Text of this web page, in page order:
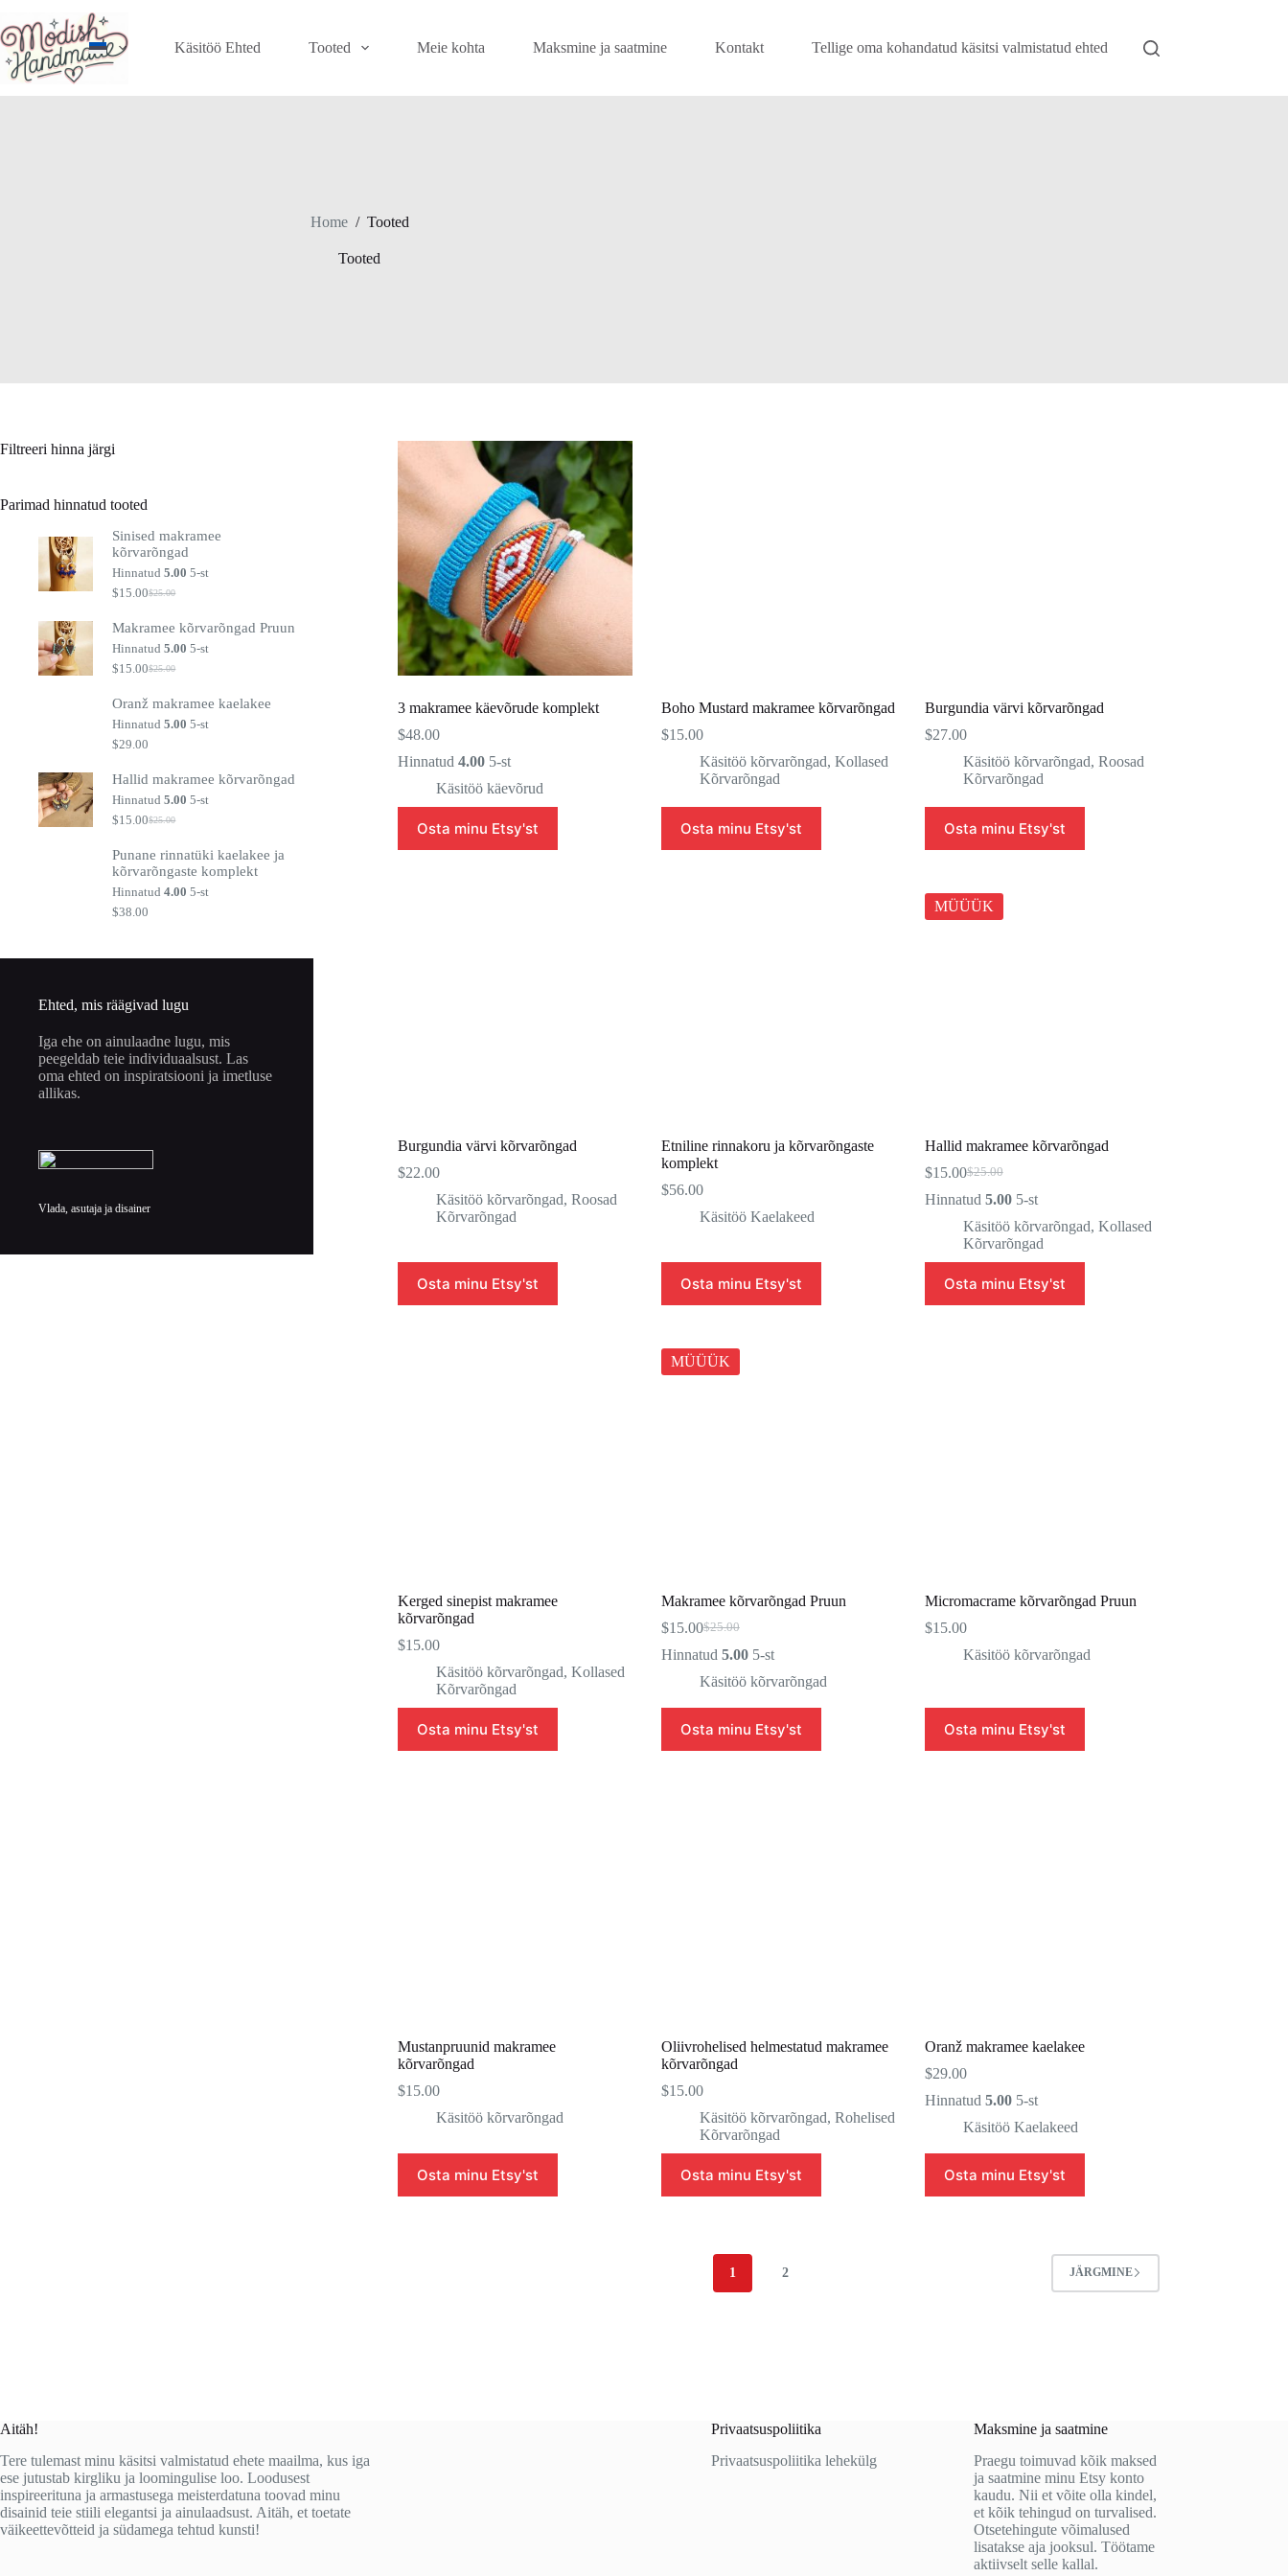
to
content
Käsitöö Ehted Tooted Meie kohta Maksmine ja saatmine Kontakt Tellige oma kohandatud käsitsi valmistatud ehted
Home / Tooted
Tooted
3 makramee käevõrude komplekt
$48.00
Hinnatud 4.005-st
Käsitöö käevõrud
Osta minu Etsy'st
Boho Mustard makramee kõrvarõngad
$15.00
Käsitöö kõrvarõngad, Kollased
Kõrvarõngad
Osta minu Etsy'st
Burgundia värvi kõrvarõngad
$27.00
Käsitöö kõrvarõngad, Roosad
Kõrvarõngad
Osta minu Etsy'st
Burgundia värvi kõrvarõngad
$22.00
Käsitöö kõrvarõngad, Roosad
Kõrvarõngad
Osta minu Etsy'st
Etniline rinnakoru ja kõrvarõngaste
komplekt
$56.00
Käsitöö Kaelakeed
Osta minu Etsy'st
MÜÜÜK
Hallid makramee kõrvarõngad
$25.00
Algne
hind
$25.00.
$15.00Praegune
hind
$15.00.
Hinnatud 5.005-st
Käsitöö kõrvarõngad, Kollased
Kõrvarõngad
Osta minu Etsy'st
Kerged sinepist makramee
kõrvarõngad
$15.00
Käsitöö kõrvarõngad, Kollased
Kõrvarõngad
Osta minu Etsy'st
MÜÜÜK
Makramee kõrvarõngad Pruun
$25.00
Algne
hind
$25.00.
$15.00Praegune
hind
$15.00.
Hinnatud 5.005-st
Käsitöö kõrvarõngad
Osta minu Etsy'st
Micromacrame kõrvarõngad Pruun
$15.00
Käsitöö kõrvarõngad
Osta minu Etsy'st
Mustanpruunid makramee
kõrvarõngad
$15.00
Käsitöö kõrvarõngad
Osta minu Etsy'st
Oliivrohelised helmestatud makramee
kõrvarõngad
$15.00
Käsitöö kõrvarõngad, Rohelised
Kõrvarõngad
Osta minu Etsy'st
Oranž makramee kaelakee
$29.00
Hinnatud 5.005-st
Käsitöö Kaelakeed
Osta minu Etsy'st
1 2 JÄRGMINE
Filtreeri hinna järgi
Parimad hinnatud tooted
Sinised makramee
kõrvarõngad
Hinnatud5.00 5-st
$25.00
Algne
oli:
$25.00.
$15.00Praegune
on:
$15.00.
Makramee kõrvarõngad Pruun
Hinnatud5.00 5-st
$25.00
Algne
oli:
$25.00.
$15.00Praegune
on:
$15.00.
Oranž makramee kaelakee
Hinnatud5.00 5-st
$29.00
Hallid makramee kõrvarõngad
Hinnatud5.00 5-st
$25.00
Algne
oli:
$25.00.
$15.00Praegune
on:
$15.00.
Punane rinnatüki kaelakee ja
kõrvarõngaste komplekt
Hinnatud4.00 5-st
$38.00
Ehted, mis räägivad lugu
Iga ehe on ainulaadne lugu, mis
peegeldab teie individuaalsust. Las
oma ehted on inspiratsiooni ja imetluse
allikas.
Vlada, asutaja ja disainer
Aitäh!
Tere tulemast minu käsitsi valmistatud ehete maailma, kus iga
ese jutustab kirgliku ja loomingulise loo. Loodusest
inspireerituna ja armastusega meisterdatuna toovad minu
disainid teie stiili elegantsi ja ainulaadsust. Aitäh, et toetate
väikeettevõtteid ja südamega tehtud kunsti!
Privaatsuspoliitika
Privaatsuspoliitika lehekülg
Maksmine ja saatmine
Praegu toimuvad kõik maksed
ja saatmine minu Etsy konto
kaudu. Nii et võite olla kindel,
et kõik tehingud on turvalised.
Otsetehingute võimalused
lisatakse aja jooksul. Töötame
aktiivselt selle kallal.